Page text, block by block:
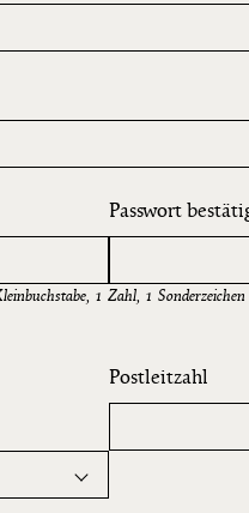
Passwort
1 Zahl, 1
Postleitzahl